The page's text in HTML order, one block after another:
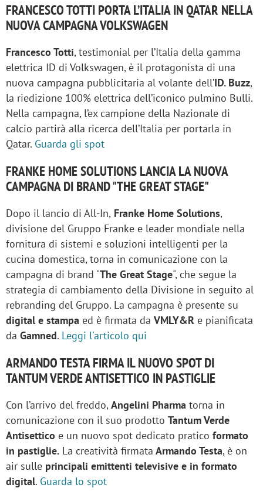
FRANCESCO TOTTI PORTA L’ITALIA IN QATAR NELLA
NUOVA CAMPAGNA VOLKSWAGEN
Francesco Totti, testimonial per l’Italia della gamma
elettrica ID di Volkswagen, è il protagonista di una
nuova campagna pubblicitaria al volante dell’ID. Buzz,
la riedizione 100% elettrica dell’iconico pulmino Bulli.
Nella campagna, l’ex campione della Nazionale di
calcio partirà alla ricerca dell’Italia per portarla in
Qatar. Guarda gli spot
FRANKE HOME SOLUTIONS LANCIA LA NUOVA
CAMPAGNA DI BRAND "THE GREAT STAGE"
Dopo il lancio di All-In, Franke Home Solutions,
divisione del Gruppo Franke e leader mondiale nella
fornitura di sistemi e soluzioni intelligenti per la
cucina domestica, torna in comunicazione con la
campagna di brand "The Great Stage", che segue la
strategia di cambiamento della Divisione in seguito al
rebranding del Gruppo. La campagna è presente su
digital e stampa ed è firmata da VMLY&R e pianificata
da Gamned. Leggi l'articolo qui
ARMANDO TESTA FIRMA IL NUOVO SPOT DI
TANTUM VERDE ANTISETTICO IN PASTIGLIE
Con l’arrivo del freddo,Angelini Pharma torna in
comunicazione con il suo prodotto Tantum Verde
Antisettico e un nuovo spot dedicato pratico formato
in pastiglie. La creatività firmata Armando Testa, è on
air sulle principali emittenti televisive e in formato
digital. Guarda lo spot